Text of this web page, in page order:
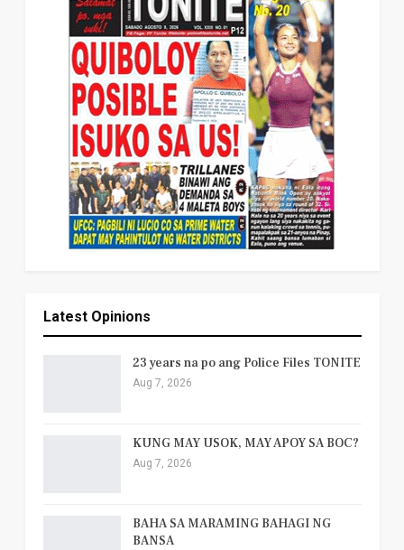
Latest Opinions
23 years na po ang Police Files TONITE
Aug 7, 2026
KUNG MAY USOK, MAY APOY SA BOC?
Aug 7, 2026
BAHA SA MARAMING BAHAGI NG
BANSA